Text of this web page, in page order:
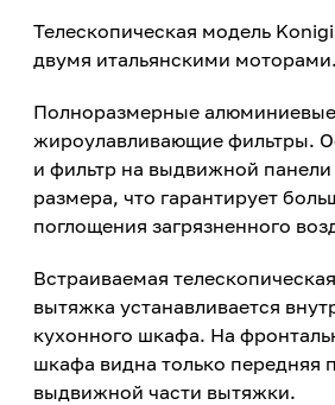
Телескопическая модель
двумя итальянскими моторами.
Полноразмерные алюминиевые
жироулавливающие фильтры.
и фильтр на выдвижной
размера, что гарантирует
поглощения загрязненного
Встраиваемая
вытяжка устанавливается
кухонного шкафа. На
шкафа видна только передняя
выдвижной части вытяжки.